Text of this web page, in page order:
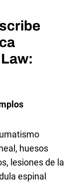
huesos
lesiones de la
espinal